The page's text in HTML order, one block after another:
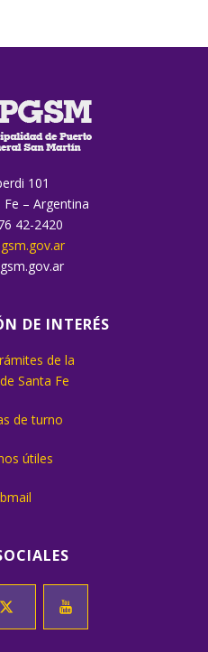
101
Fe – Argentina
42-2420
DE INTERÉS
de la
Santa Fe
de turno
útiles